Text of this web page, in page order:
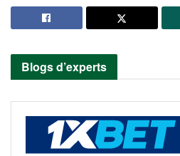
Blogs d’experts